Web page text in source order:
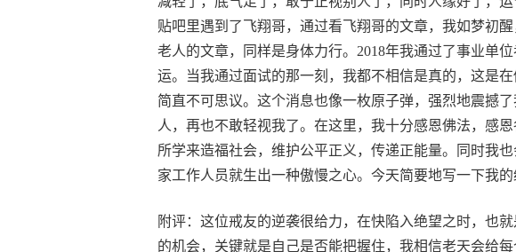
贴吧里遇到了飞翔哥，通过看飞翔哥的文章，我如梦初
老人的文章，同样是身体力行。2018年我通过了事业单
运。当我通过面试的那一刻，我都不相信是真的，这是
简直不可思议。这个消息也像一枚原子弹，强烈地震撼
人，再也不敢轻视我了。在这里，我十分感恩佛法，感
所学来造福社会，维护公平正义，传递正能量。同时我
家工作人员就生出一种傲慢之心。今天简要地写一下我
附评：这位戒友的逆袭很给力，在快陷入绝望之时，也
的机会，关键就是自己是否能把握住，我相信老天会给